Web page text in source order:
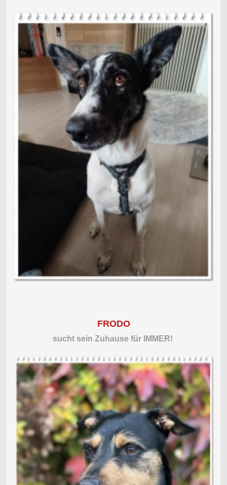
FRODO
sucht sein Zuhause für IMMER!